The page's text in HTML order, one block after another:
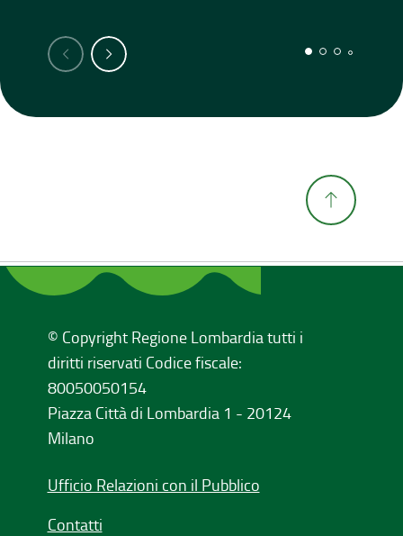
© Copyright Regione Lombardia tutti i
diritti riservati Codice fiscale:
80050050154
Piazza Città di Lombardia 1 - 20124
Milano
Ufficio Relazioni con il Pubblico
Contatti